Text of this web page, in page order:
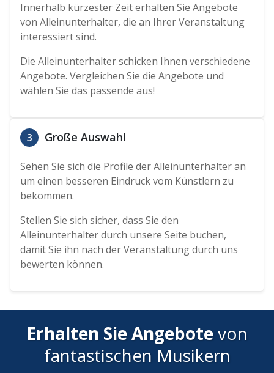
Innerhalb kürzester Zeit erhalten Sie Angebote
von Alleinunterhalter, die an Ihrer Veranstaltung
interessiert sind.
Die Alleinunterhalter schicken Ihnen verschiedene
Angebote. Vergleichen Sie die Angebote und
wählen Sie das passende aus!
3 Große Auswahl
Sehen Sie sich die Profile der Alleinunterhalter an
um einen besseren Eindruck vom Künstlern zu
bekommen.
Stellen Sie sich sicher, dass Sie den
Alleinunterhalter durch unsere Seite buchen,
damit Sie ihn nach der Veranstaltung durch uns
bewerten können.
Erhalten Sie Angebotevon
fantastischen Musikern